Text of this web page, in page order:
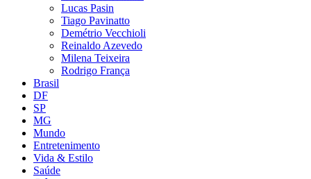
Lucas Pasin
Tiago Pavinatto
Demétrio Vecchioli
Reinaldo Azevedo
Milena Teixeira
Rodrigo França
Brasil
DF
SP
MG
Mundo
Entretenimento
Vida & Estilo
Saúde